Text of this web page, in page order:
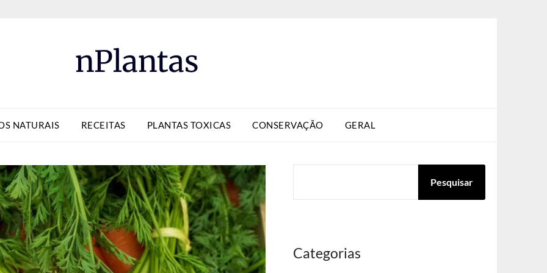
nPlantas
NATURAIS RECEITAS PLANTAS TOXICAS CONSERVAÇÃO GERAL
Pesquisar
Categorias